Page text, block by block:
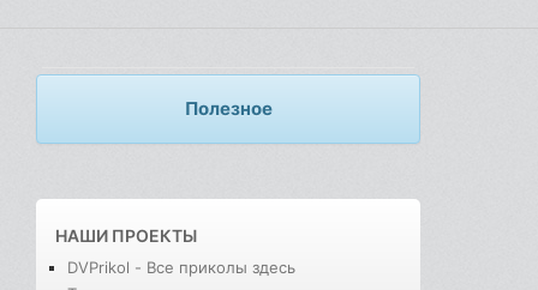
Полезное
НАШИ ПРОЕКТЫ
DVPrikol - Все приколы здесь